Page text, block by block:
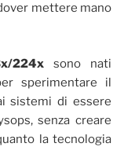
mettere mano
224xsono nati
sperimentare il
sistemi di essere
senza creare
la tecnologia